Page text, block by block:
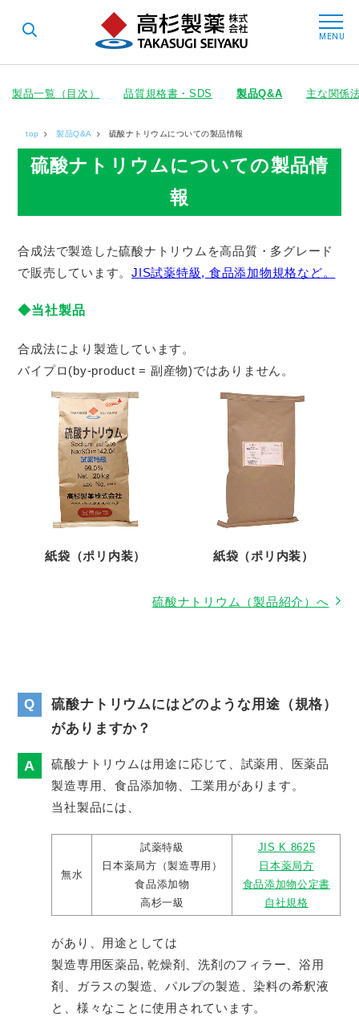
t
o
g
l
n
a
a
MENU
製品一覧（目次） 品質規格書・SDS 製品Q&A 主な関係
top 製品Q&A 硫酸ナトリウムについての製品情報
硫酸ナトリウムについての製品情
報
合成法で製造した硫酸ナトリウムを高品質・多グレード
で販売しています。JIS試薬特級, 食品添加物規格など。
◆当社製品
合成法により製造しています。
バイプロ(by-product = 副産物)ではありません。
紙袋（ポリ内装） 紙袋（ポリ内装）
硫酸ナトリウム（製品紹介）へ
Q
硫酸ナトリウムにはどのような用途（規格）
がありますか？
硫酸ナトリウムは用途に応じて、試薬用、医薬品
製造専用、食品添加物、工業用があります。
当社製品には、
無水
試薬特級
日本薬局方（製造専用）
食品添加物
高杉一級
JIS K 8625
日本薬局方
食品添加物公定書
自社規格
があり、用途としては
製造専用医薬品, 乾燥剤、洗剤のフィラー、浴用
剤、ガラスの製造、パルプの製造、染料の希釈液
と、様々なことに使用されています。